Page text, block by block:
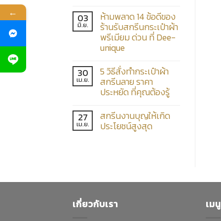
03
มิ.ย.
ห้ามพลาด 14 ข้อดีของ
ร้านรับสกรีนกระเป๋าผ้า
พรีเมียม ด่วน ที่ Dee-
unique
30
เม.ย.
5 วิธีสั่งทำกระเป๋าผ้า
สกรีนลาย ราคา
ประหยัด ที่คุณต้องรู้
27
เม.ย.
สกรีนงานบุญให้เกิด
ประโยชน์สูงสุด
เกี่ยวกับเรา เม
←